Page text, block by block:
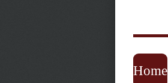
Home